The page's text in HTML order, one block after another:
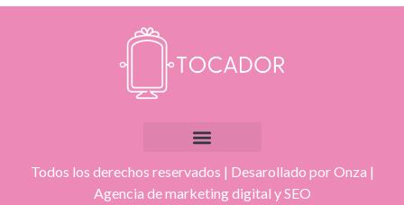
Todos los derechos reservados | Desarollado por Onza |
Agencia de marketing digital ySEO